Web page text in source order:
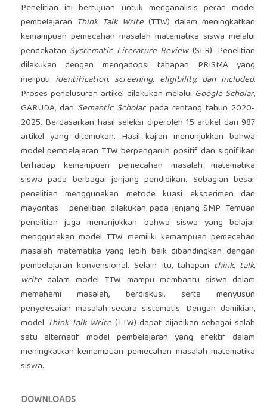
Penelitian ini bertujuan untuk menganalisis peran model
pembelajaran Think Talk Write(TTW) dalam meningkatkan
kemampuan pemecahan masalah matematika siswa melalui
pendekatan Systematic Literature Review(SLR). Penelitian
dilakukan dengan mengadopsi tahapan PRISMA yang
meliputi identification, screening, eligibility, dan included.
Proses penelusuran artikel dilakukan melalui Google Scholar,
GARUDA, dan Semantic Scholarpada rentang tahun 2020-
2025. Berdasarkan hasil seleksi diperoleh 15 artikel dari 987
artikel yang ditemukan. Hasil kajian menunjukkan bahwa
model pembelajaran TTW berpengaruh positif dan signifikan
terhadap kemampuan pemecahan masalah matematika
siswa pada berbagai jenjang pendidikan. Sebagian besar
penelitian menggunakan metode kuasi eksperimen dan
mayoritas penelitian dilakukan pada jenjang SMP. Temuan
penelitian juga menunjukkan bahwa siswa yang belajar
menggunakan model TTW memiliki kemampuan pemecahan
masalah matematika yang lebih baik dibandingkan dengan
pembelajaran konvensional. Selain itu, tahapan think, talk,
writedalam model TTW mampu membantu siswa dalam
memahami masalah, berdiskusi, serta menyusun
penyelesaian masalah secara sistematis. Dengan demikian,
model Think Talk Write(TTW) dapat dijadikan sebagai salah
satu alternatif model pembelajaran yang efektif dalam
meningkatkan kemampuan pemecahan masalah matematika
siswa.
DOWNLOADS